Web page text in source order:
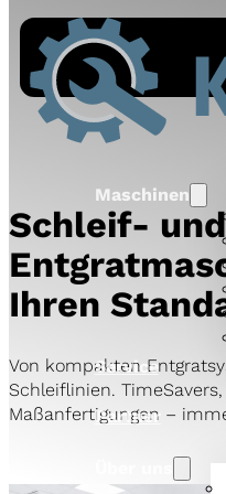
Maschinen
Service
Partner
Schleif- und
Ihren
Von kompakten
Schleiflinien.
Maßanfertigungen –